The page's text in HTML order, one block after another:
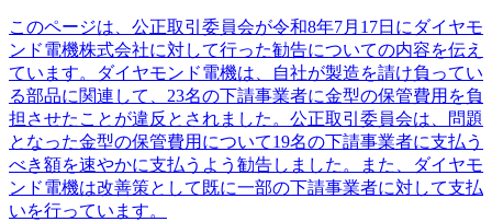
このページは、公正取引委員会が令和8年7月17日にダイヤモ
ンド電機株式会社に対して行った勧告についての内容を伝え
ています。ダイヤモンド電機は、自社が製造を請け負ってい
る部品に関連して、23名の下請事業者に金型の保管費用を負
担させたことが違反とされました。公正取引委員会は、問題
となった金型の保管費用について19名の下請事業者に支払う
べき額を速やかに支払うよう勧告しました。また、ダイヤモ
ンド電機は改善策として既に一部の下請事業者に対して支払
いを行っています。